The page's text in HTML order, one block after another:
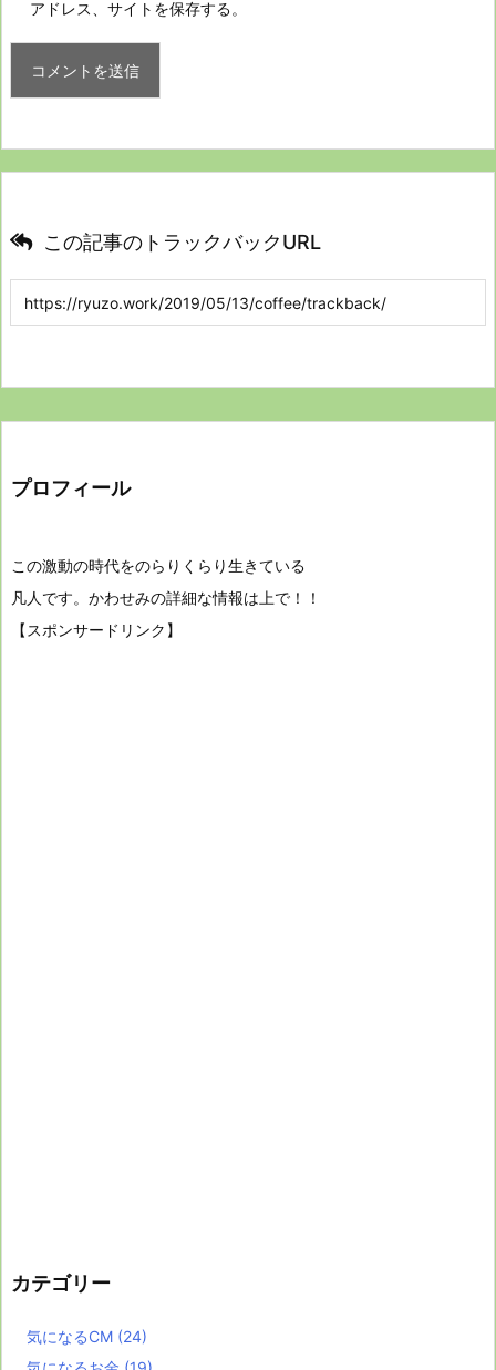
アドレス、サイトを保存する。
この記事のトラックバックURL
プロフィール
この激動の時代をのらりくらり生きている
凡人です。かわせみの詳細な情報は上で！！
【スポンサードリンク】
カテゴリー
気になるCM (24)